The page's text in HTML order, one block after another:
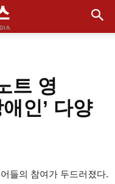
트 영
인’ 다양
들의 참여가 두드러졌다.